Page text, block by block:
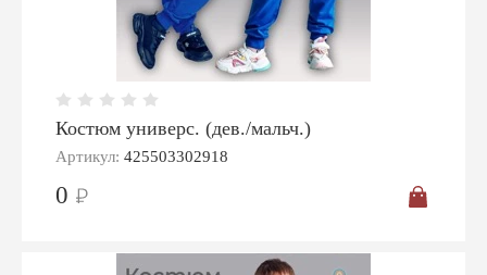
Костюм универс. (дев./мальч.)
Артикул: 425503302918
0